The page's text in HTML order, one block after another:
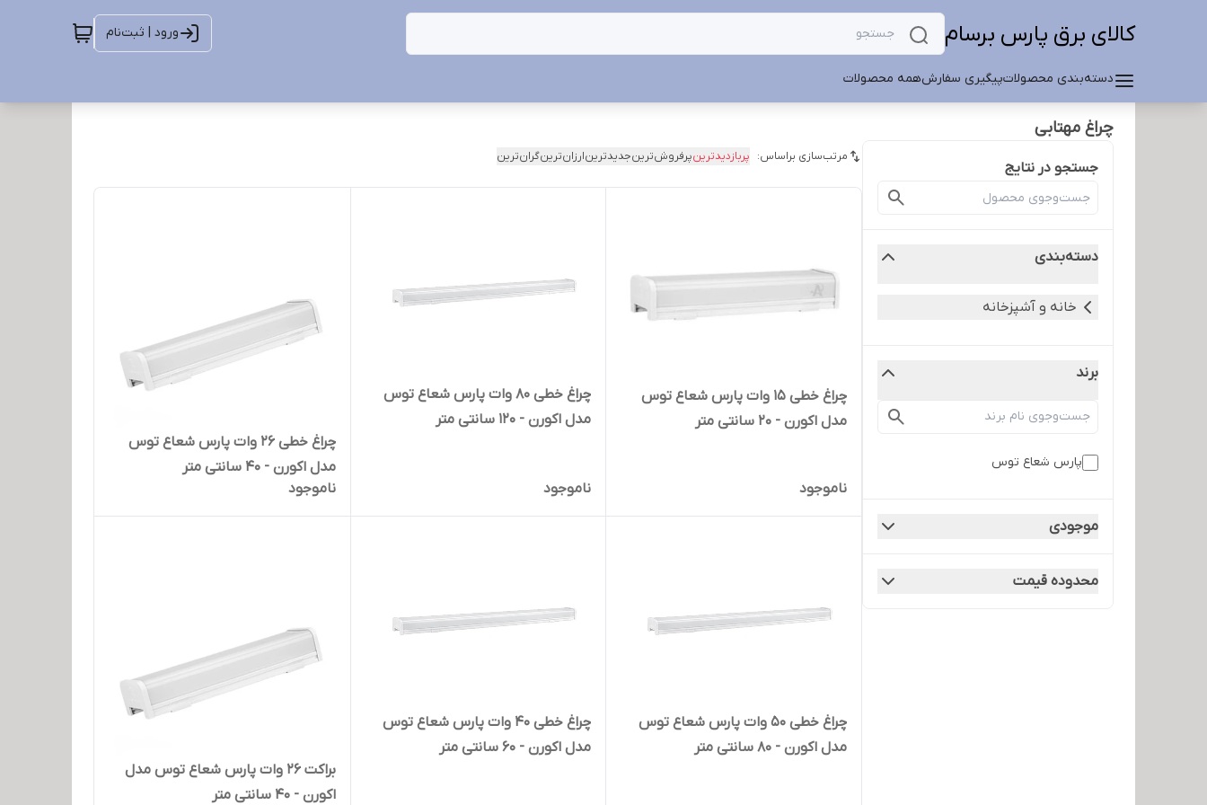
کالای برق پارس برسام ورود | ثبت‌نام
دسته‌بندی محصولاتپیگیری سفارشهمه محصولات
چراغ مهتابی
جستجو در نتایج
دسته‌بندی
خانه و آشپزخانه
برند
پارس شعاع توس
موجودی
محدوده قیمت
مرتب‌سازی براساس: پربازدیدترینپرفروش‌ترینجدیدترینارزان‌ترینگران‌ترین
چراغ خطی 15 وات پارس شعاع توس
مدل اکورن - 20 سانتی متر
ناموجود
چراغ خطی 80 وات پارس شعاع توس
مدل اکورن - 120 سانتی متر
ناموجود
چراغ خطی 26 وات پارس شعاع توس
مدل اکورن - 40 سانتی متر
ناموجود
چراغ خطی 50 وات پارس شعاع توس
مدل اکورن - 80 سانتی متر
چراغ خطی 40 وات پارس شعاع توس
مدل اکورن - 60 سانتی متر
براکت 26 وات پارس شعاع توس مدل
اکورن - 40 سانتی متر